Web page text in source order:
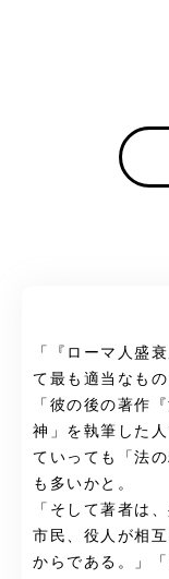
「『ローマ人盛
て最も適当なもの
「彼の後の著作
神」を執筆した人
ていっても「法
も多いかと。
「そして著者は
市民、役人が相
からである。」